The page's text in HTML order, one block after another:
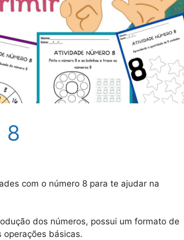
8
com o número 8 para te ajudar na
dos números, possui um formato de
básicas.